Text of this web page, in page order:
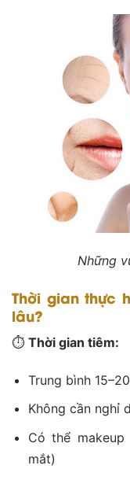
Những
Thời gian thực
lâu?
⏱️ Thời gian tiêm:
Trung bình
Không cần nghỉ
Có thể
mắt)